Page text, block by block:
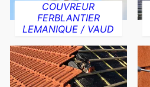
COUVREUR
FERBLANTIER
LEMANIQUE / VAUD